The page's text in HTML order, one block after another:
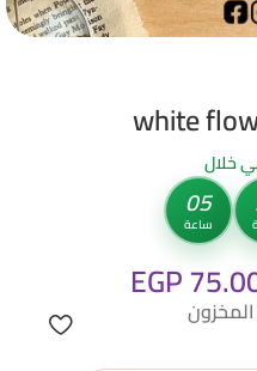
white
خلال
05
ساعة
EGP